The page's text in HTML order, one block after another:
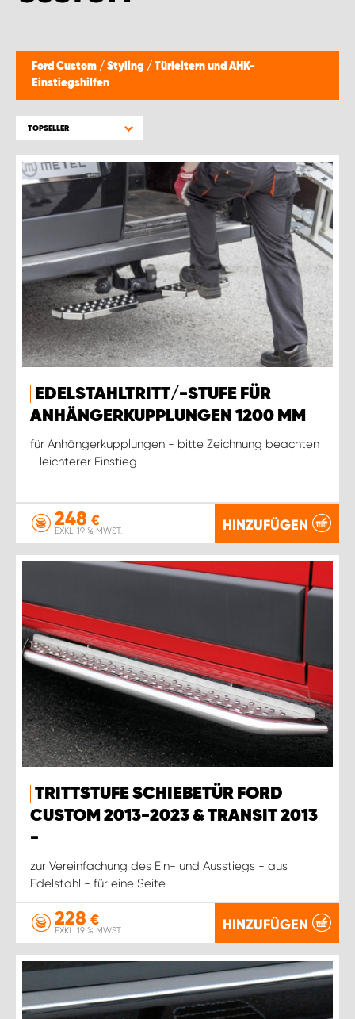
Ford Custom / Styling / Türleitern und AHK-
Einstiegshilfen
TOPSELLER
EDELSTAHLTRITT/-STUFE FÜR
ANHÄNGERKUPPLUNGEN 1200 MM
für Anhängerkupplungen - bitte Zeichnung beachten
- leichterer Einstieg
248 €
EXKL. 19 % MWST. HINZUFÜGEN
TRITTSTUFE SCHIEBETÜR FORD
CUSTOM 2013-2023 & TRANSIT 2013
-
zur Vereinfachung des Ein- und Ausstiegs - aus
Edelstahl - für eine Seite
228 €
EXKL. 19 % MWST. HINZUFÜGEN
WORK SYSTEM GERA
WORK SYSTEM HAMBURG
WORK SYSTEM LUDWIGSHAFEN
WORK SYSTEM MAGDEBURG
WORK SYSTEM MÜNCHEN
WORK SYSTEM OSNABRÜCK
WORK SYSTEM RHEINLAND
WORK SYSTEM ROSTOCK
WORK SYSTEM STUTTGART